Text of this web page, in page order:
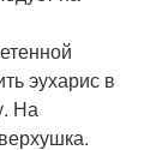
эухарис в
На